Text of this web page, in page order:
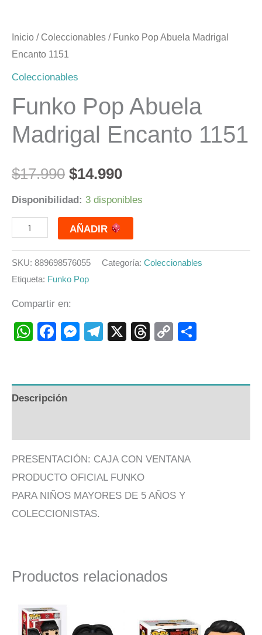
Inicio / Coleccionables / Funko Pop Abuela Madrigal
Encanto 1151
Coleccionables
Funko Pop Abuela
Madrigal Encanto 1151
$17.990 $14.990
Disponibilidad: 3 disponibles
AÑADIR
SKU: 889698576055 Categoría: Coleccionables
Etiqueta: Funko Pop
Compartir en:
WhatsApp
Facebook
Messenger
Telegram
X Threads
Copy
Descripción
PRESENTACIÓN: CAJA CON VENTANA
PRODUCTO OFICIAL FUNKO
PARA NIÑOS MAYORES DE 5 AÑOS Y
COLECCIONISTAS.
Productos relacionados